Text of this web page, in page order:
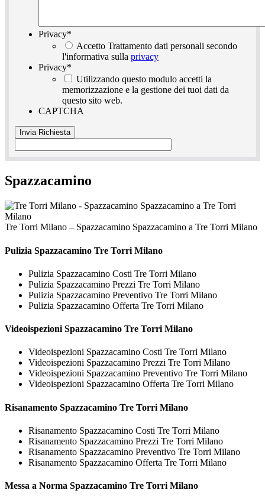
Privacy*
Accetto Trattamento dati personali secondo
l'informativa sulla privacy
Privacy*
Utilizzando questo modulo accetti la
memorizzazione e la gestione dei tuoi dati da
questo sito web.
CAPTCHA
Spazzacamino
Tre Torri Milano – Spazzacamino Spazzacamino a Tre Torri Milano
Pulizia Spazzacamino Tre Torri Milano
Pulizia Spazzacamino Costi Tre Torri Milano
Pulizia Spazzacamino Prezzi Tre Torri Milano
Pulizia Spazzacamino Preventivo Tre Torri Milano
Pulizia Spazzacamino Offerta Tre Torri Milano
Videoispezioni Spazzacamino Tre Torri Milano
Videoispezioni Spazzacamino Costi Tre Torri Milano
Videoispezioni Spazzacamino Prezzi Tre Torri Milano
Videoispezioni Spazzacamino Preventivo Tre Torri Milano
Videoispezioni Spazzacamino Offerta Tre Torri Milano
Risanamento Spazzacamino Tre Torri Milano
Risanamento Spazzacamino Costi Tre Torri Milano
Risanamento Spazzacamino Prezzi Tre Torri Milano
Risanamento Spazzacamino Preventivo Tre Torri Milano
Risanamento Spazzacamino Offerta Tre Torri Milano
Messa a Norma Spazzacamino Tre Torri Milano